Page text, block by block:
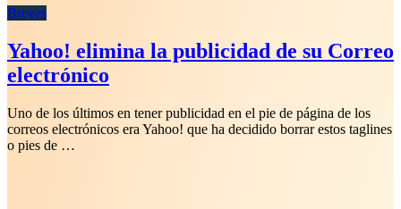
Breves
Yahoo! elimina la publicidad de su Correo
electrónico
Uno de los últimos en tener publicidad en el pie de página de los
correos electrónicos era Yahoo! que ha decidido borrar estos taglines
o pies de …